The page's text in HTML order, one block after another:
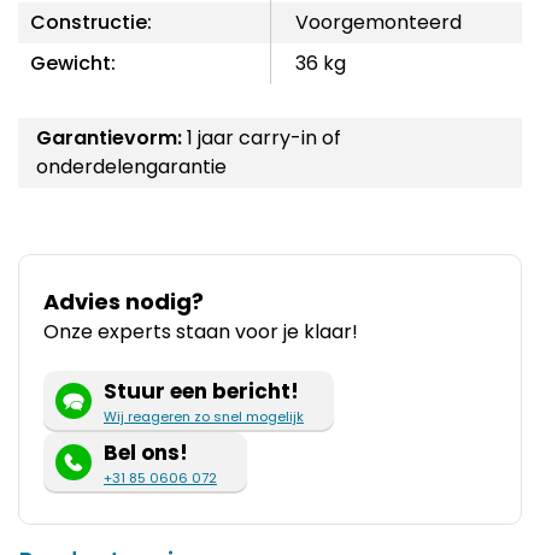
Constructie:
Voorgemonteerd
Gewicht:
36 kg
Garantievorm:1 jaar carry-in of
onderdelengarantie
Advies nodig?
Onze experts staan voor je klaar!
Stuur een bericht!
Wij reageren zo snel mogelijk
Bel ons!
+31 85 0606 072